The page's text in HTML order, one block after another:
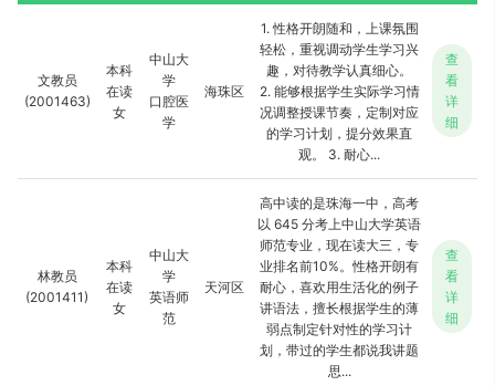
文教员
(2001463)
本科
在读
女
中山大
学
口腔医
学
海珠区
1. 性格开朗随和，上课氛围
轻松，重视调动学生学习兴
趣，对待教学认真细心。
2. 能够根据学生实际学习情
况调整授课节奏，定制对应
的学习计划，提分效果直
观。 3. 耐心...
查
看
详
细
林教员
(2001411)
本科
在读
女
中山大
学
英语师
范
天河区
高中读的是珠海一中，高考
以 645 分考上中山大学英语
师范专业，现在读大三，专
业排名前10%。性格开朗有
耐心，喜欢用生活化的例子
讲语法，擅长根据学生的薄
弱点制定针对性的学习计
划，带过的学生都说我讲题
思...
查
看
详
细